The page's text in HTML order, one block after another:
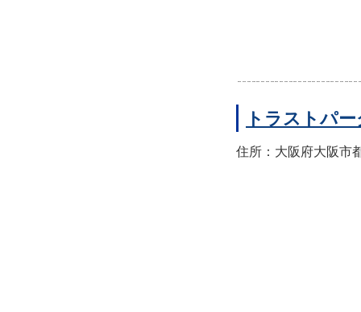
トラストパ
住所：大阪府大阪市